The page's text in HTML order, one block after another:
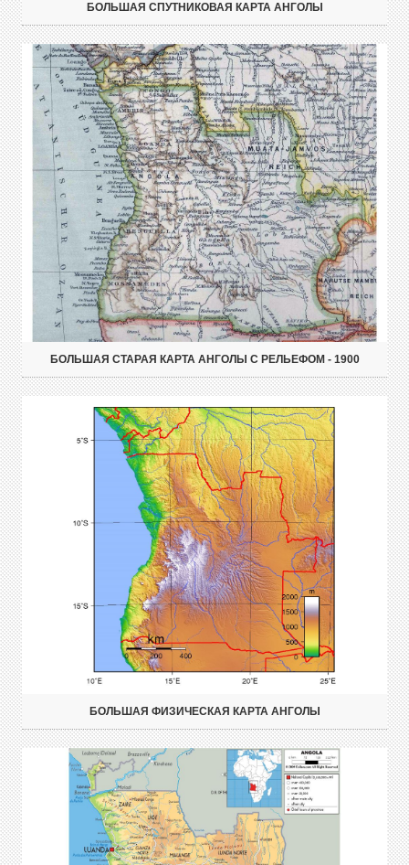
БОЛЬШАЯ СПУТНИКОВАЯ КАРТА АНГОЛЫ
БОЛЬШАЯ СТАРАЯ КАРТА АНГОЛЫ С РЕЛЬЕФОМ - 1900
БОЛЬШАЯ ФИЗИЧЕСКАЯ КАРТА АНГОЛЫ